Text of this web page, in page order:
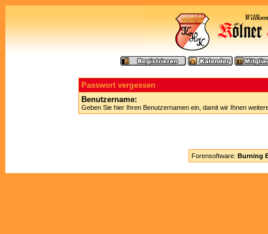
Passwort vergessen
Benutzername:
Geben Sie hier Ihren Benutzernamen ein, damit wir Ihnen
Forensoftware: Burning